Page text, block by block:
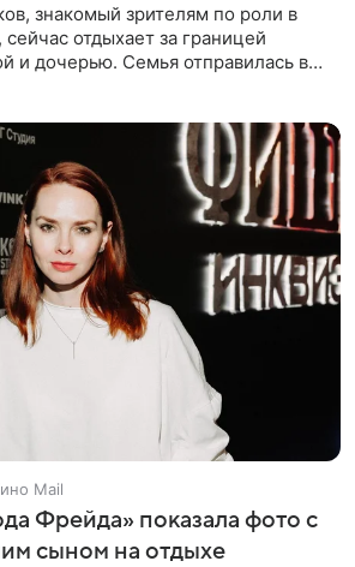
знакомый зрителям по роли в
отдыхает за границей
и дочерью. Семья отправилась в
Mail
Фрейда» показала фото с
сыном на отдыхе